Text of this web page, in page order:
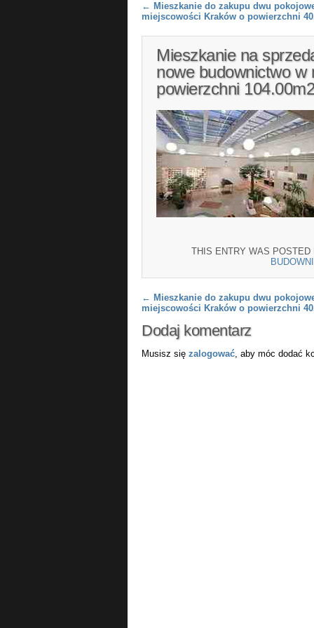
Post navigation
← Mieszkanie do zakupu dwu
miejscowości Kraków o powierzchni
Mieszkanie na
nowe budownictwo w
powierzchni 104.00m2
THIS ENTRY WAS POSTED
Post navigation
← Mieszkanie do zakupu dwu
miejscowości Kraków o powierzchni
Dodaj komentarz
Musisz się zalogować, aby móc dodać